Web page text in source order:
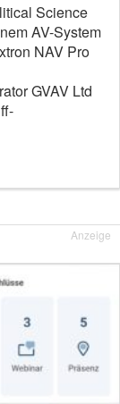
Science
AV-System
NAV Pro
GVAV Ltd
Anzeige